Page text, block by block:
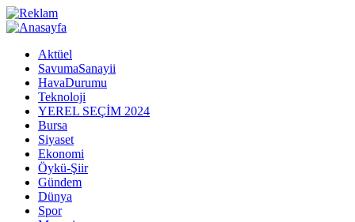
Aktüel
SavumaSanayii
HavaDurumu
Teknoloji
YEREL SEÇİM 2024
Bursa
Siyaset
Ekonomi
Öykü-Şiir
Gündem
Dünya
Spor